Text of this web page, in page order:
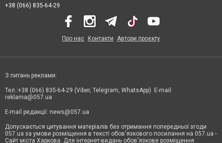
+38 (066) 835-64-29
Про нас Контакти Автори проєкту
З питань реклами:
Тел.:+38 (066) 835-64-29 (Viber, Telegram, WhatsApp). E-mail:
reklama@057.ua
E-mail редакції: news@057.ua
Допускається цитування матеріалів без отримання попередньої згоди
057.ua за умови розміщення в тексті обов'язкового посилання на 057.ua -
Сайт міста Харкова. Для інтернет-видань обов'язкове розміщення